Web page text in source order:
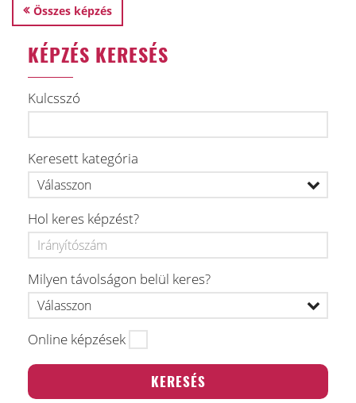
Összes képzés
KÉPZÉS KERESÉS
Kulcsszó
Keresett kategória
Hol keres képzést?
Milyen távolságon belül keres?
Online képzések